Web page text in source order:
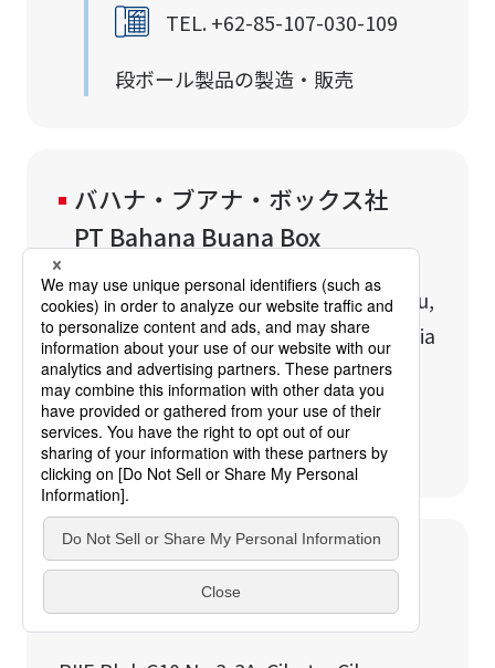
TEL. +62-85-107-030-109
段ボール製品の製造・販売
バハナ・ブアナ・ボックス社
PT Bahana Buana Box
Jl. Raya Semarang - Demak KM. 16, Batu,
Karang Tengah, Demak 59561, Indonesia
TEL. +62-29-168-6234
段ボール製品の製造・販売
ラピパック・アスリタマ社 PT
Rapipack Asritama